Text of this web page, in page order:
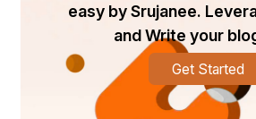
ଧନିଆପଡା
ମୋ ୮୯୨୬୨୭୮୦୬୦
easy by Srujanee.
and Write your
Get Started